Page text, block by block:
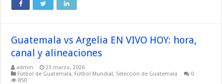
Guatemala vs Argelia EN VIVO HOY: hora,
canal y alineaciones
admin
23 marzo, 2026
Fútbol de Guatemala, Fútbol Mundial, Selección de Guatemala
0
850